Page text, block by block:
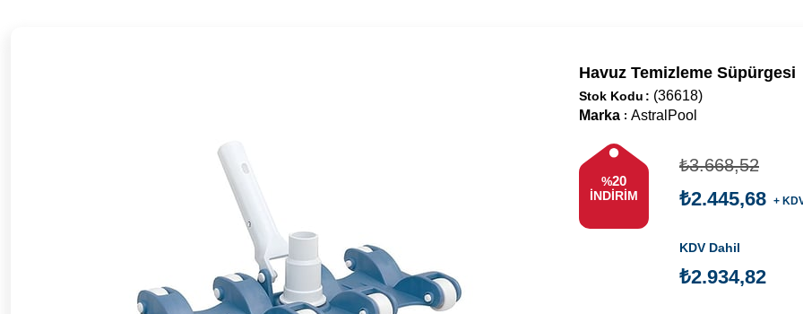
Havuz Temizleme Süpürgesi
(36618)
Stok Kodu
Marka : AstralPool
%20
İNDIRIM
₺3.668,52
₺2.445,68 +
KDV Dahil
₺2.934,82